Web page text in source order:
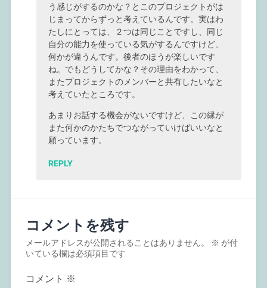
う感じがするのかな？とこのプロジェクトがは
じまってからずっと考えているんです。実はわ
たしにとっては、２つは同じことですし、同じ
自分の能力を使っている気がするんですけど、
何かが違うんです。後者のほうが楽しいです
ね。でもどうしてかな？その理由をわかって、
またプロジェクトのメンバーと共有したいなと
考えていたところです。
あまりお話する機会がないですけど、この縁が
また何かのかたちでつながっていけばいいなと
願っています。
REPLY
コメントを残す
メールアドレスが公開されることはありません。 ※ が付
いている欄は必須項目です
コメント ※